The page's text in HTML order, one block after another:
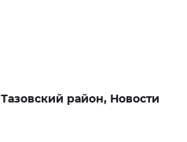
Тазовский район, Новости